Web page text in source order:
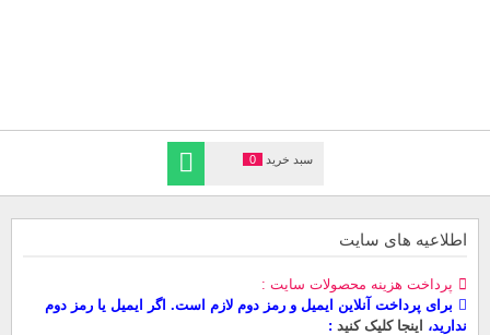
سبد خرید 0
اطلاعیه های سایت
پرداخت هزینه محصولات سایت
برای پرداخت آنلاین ایمیل و رمز دوم لازم است. اگر ایمیل یا رمز دوم
ندارید،
اینجا کلیک کنید